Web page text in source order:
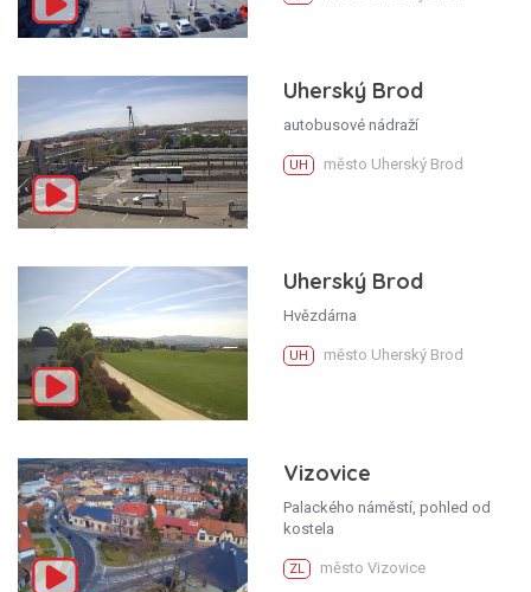
Uherský Brod
autobusové nádraží
UH město Uherský Brod
Uherský Brod
Hvězdárna
UH město Uherský Brod
Vizovice
Palackého náměstí, pohled od
kostela
ZL město Vizovice